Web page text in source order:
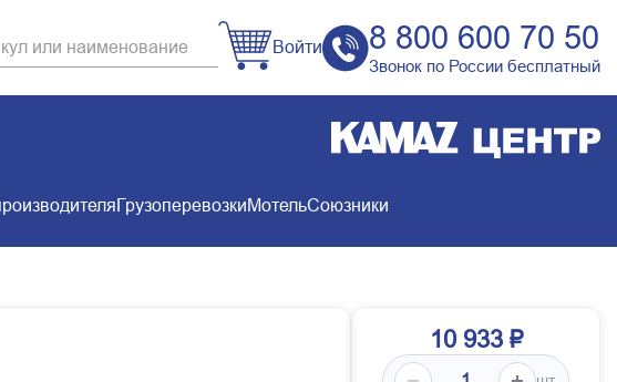
Войти 8 800 600 70 50
Звонок по России бесплатный
ГрузоперевозкиМотельСоюзники
10 933 ₽